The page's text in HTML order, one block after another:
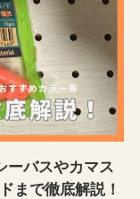
ーバスやカマス
まで徹底解説！